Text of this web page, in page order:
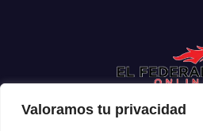
Valoramos tu privacidad